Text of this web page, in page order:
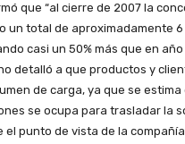
que “al cierre de 2007 la
un total de aproximadamente 6
casi un 50% más que en año
detalló a que productos y
de carga, ya que se estima
se ocupa para trasladar la
el punto de vista de la